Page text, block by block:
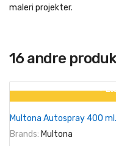
maleri projekter.
16 andre
+
Multona Autospray 400
Brands: Multona